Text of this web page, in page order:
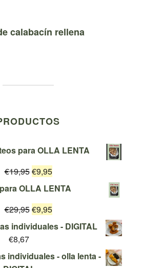
calabacín rellena
para OLLA LENTA
€19,95El
precio
era:
€19,95.
€9,95El
precio
es:
€9,95.
OLLA LENTA
€29,95El
precio
€29,95.
€9,95El
precio
€9,95.
individuales - DIGITAL
€8,67
individuales - olla lenta -